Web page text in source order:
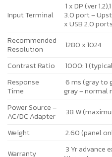
Input Terminal
1 x DP (ver
3.0 port –
x USB 2.0
Recommended
Resolution
1280 x 1024
Contrast Ratio
1000: 1
Response
Time
6 ms (gray to
gray – normal
Power Source –
AC/DC Adapter
38 W
Weight
2.60 (panel
Warranty
3 Yr advance